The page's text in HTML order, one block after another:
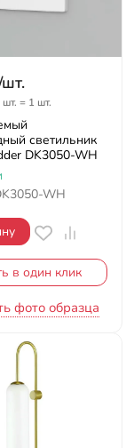
шт.
шт. = 1 шт.
светильник
DK3050-WH
WH
в один клик
фото образца